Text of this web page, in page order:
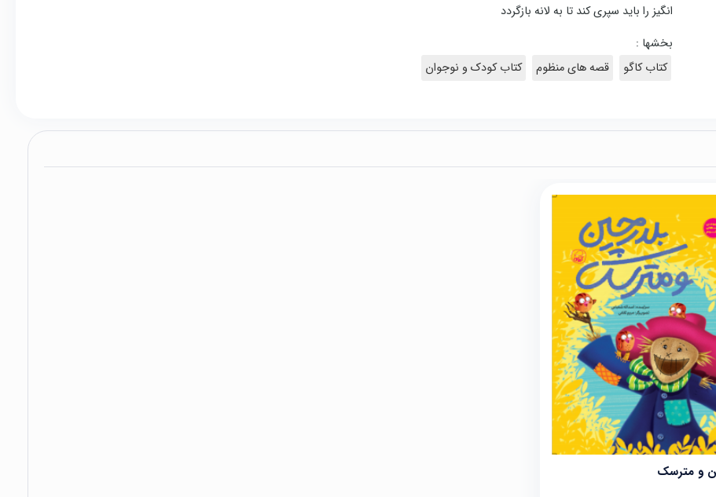
انگیز را باید سپری کند تا به لانه بازگردد
بخشها :
کتاب کاگو
قصه های منظوم کتاب کودک و نوجوان
و مترسک